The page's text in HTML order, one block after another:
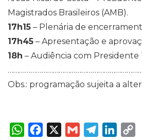
Magistrados Brasileiros (AMB).
17h15 – Plenária de
17h45 – Apresentação e
18h – Audiência com Presidente
Obs.: programação sujeita a
W
h
F
a
X
G
m
T
e
L